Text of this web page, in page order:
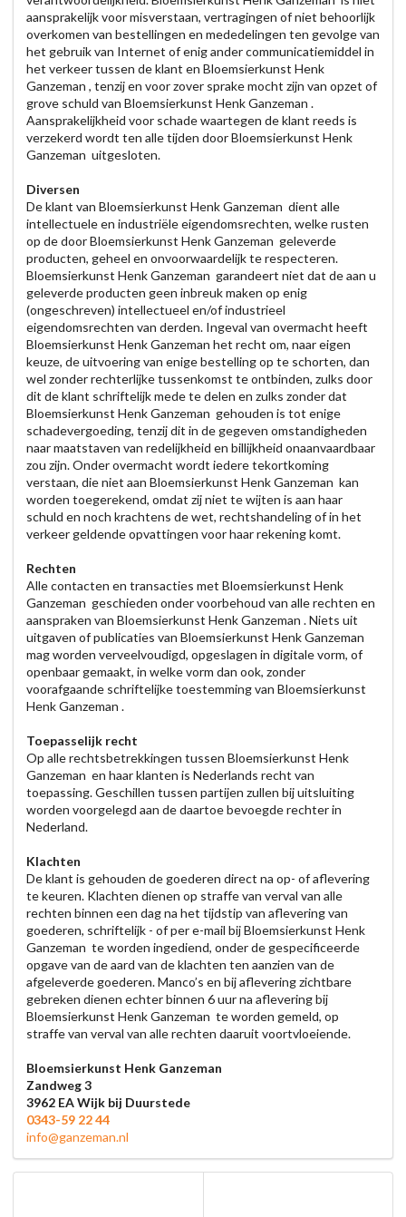
aansprakelijk voor misverstaan, vertragingen of niet behoorlijk
overkomen van bestellingen en mededelingen ten gevolge van
het gebruik van Internet of enig ander communicatiemiddel in
het verkeer tussen de klant en Bloemsierkunst Henk
Ganzeman , tenzij en voor zover sprake mocht zijn van opzet of
grove schuld van Bloemsierkunst Henk Ganzeman .
Aansprakelijkheid voor schade waartegen de klant reeds is
verzekerd wordt ten alle tijden door Bloemsierkunst Henk
Ganzeman uitgesloten.
Diversen
De klant van Bloemsierkunst Henk Ganzeman dient alle
intellectuele en industriële eigendomsrechten, welke rusten
op de door Bloemsierkunst Henk Ganzeman geleverde
producten, geheel en onvoorwaardelijk te respecteren.
Bloemsierkunst Henk Ganzeman garandeert niet dat de aan u
geleverde producten geen inbreuk maken op enig
(ongeschreven) intellectueel en/of industrieel
eigendomsrechten van derden. Ingeval van overmacht heeft
Bloemsierkunst Henk Ganzeman het recht om, naar eigen
keuze, de uitvoering van enige bestelling op te schorten, dan
wel zonder rechterlijke tussenkomst te ontbinden, zulks door
dit de klant schriftelijk mede te delen en zulks zonder dat
Bloemsierkunst Henk Ganzeman gehouden is tot enige
schadevergoeding, tenzij dit in de gegeven omstandigheden
naar maatstaven van redelijkheid en billijkheid onaanvaardbaar
zou zijn. Onder overmacht wordt iedere tekortkoming
verstaan, die niet aan Bloemsierkunst Henk Ganzeman kan
worden toegerekend, omdat zij niet te wijten is aan haar
schuld en noch krachtens de wet, rechtshandeling of in het
verkeer geldende opvattingen voor haar rekening komt.
Rechten
Alle contacten en transacties met Bloemsierkunst Henk
Ganzeman geschieden onder voorbehoud van alle rechten en
aanspraken van Bloemsierkunst Henk Ganzeman . Niets uit
uitgaven of publicaties van Bloemsierkunst Henk Ganzeman
mag worden verveelvoudigd, opgeslagen in digitale vorm, of
openbaar gemaakt, in welke vorm dan ook, zonder
voorafgaande schriftelijke toestemming van Bloemsierkunst
Henk Ganzeman .
Toepasselijk recht
Op alle rechtsbetrekkingen tussen Bloemsierkunst Henk
Ganzeman en haar klanten is Nederlands recht van
toepassing. Geschillen tussen partijen zullen bij uitsluiting
worden voorgelegd aan de daartoe bevoegde rechter in
Nederland.
Klachten
De klant is gehouden de goederen direct na op- of aflevering
te keuren. Klachten dienen op straffe van verval van alle
rechten binnen een dag na het tijdstip van aflevering van
goederen, schriftelijk - of per e-mail bij Bloemsierkunst Henk
Ganzeman te worden ingediend, onder de gespecificeerde
opgave van de aard van de klachten ten aanzien van de
afgeleverde goederen. Manco’s en bij aflevering zichtbare
gebreken dienen echter binnen 6 uur na aflevering bij
Bloemsierkunst Henk Ganzeman te worden gemeld, op
straffe van verval van alle rechten daaruit voortvloeiende.
Bloemsierkunst Henk Ganzeman
Zandweg 3
3962 EA Wijk bij Duurstede
0343-59 22 44
info@ganzeman.nl